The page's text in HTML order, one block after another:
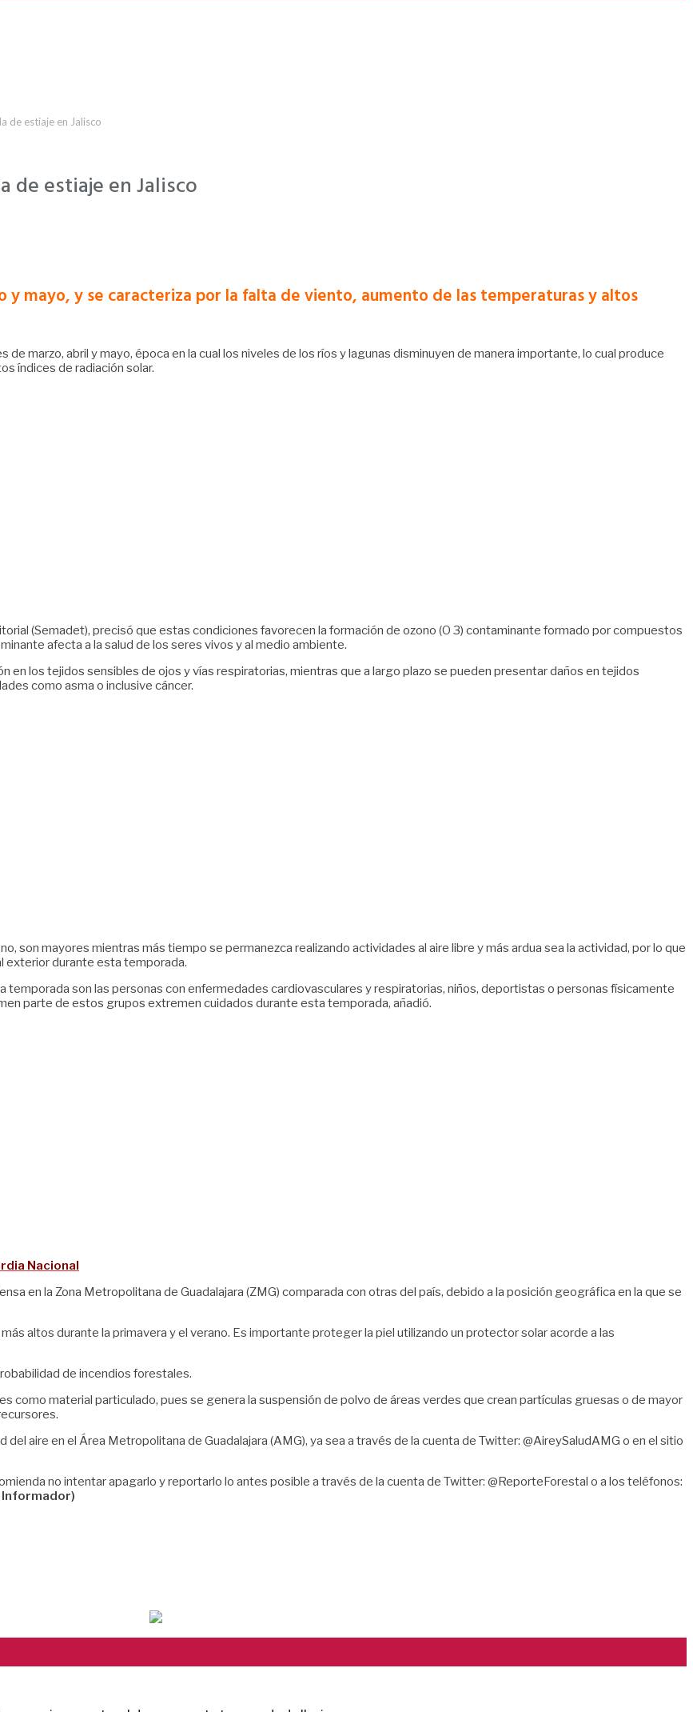
de estiaje en Jalisco
de estiaje en Jalisco
y mayo, y se caracteriza por la falta de viento, aumento de las temperaturas y altos
marzo, abril y mayo, época en la cual los niveles de los ríos y lagunas disminuyen de manera importante, lo cual produce
índices de radiación solar.
(Semadet), precisó que estas condiciones favorecen la formación de ozono (O 3) contaminante formado por compuestos
afecta a la salud de los seres vivos y al medio ambiente.
en los tejidos sensibles de ojos y vías respiratorias, mientras que a largo plazo se pueden presentar daños en tejidos
como asma o inclusive cáncer.
son mayores mientras más tiempo se permanezca realizando actividades al aire libre y más ardua sea la actividad, por lo que
exterior durante esta temporada.
son las personas con enfermedades cardiovasculares y respiratorias, niños, deportistas o personas físicamente
parte de estos grupos extremen cuidados durante esta temporada, añadió.
Nacional
en la Zona Metropolitana de Guadalajara (ZMG) comparada con otras del país, debido a la posición geográfica en la que se
altos durante la primavera y el verano. Es importante proteger la piel utilizando un protector solar acorde a las
de incendios forestales.
material particulado, pues se genera la suspensión de polvo de áreas verdes que crean partículas gruesas o de mayor
aire en el Área Metropolitana de Guadalajara (AMG), ya sea a través de la cuenta de Twitter: @AireySaludAMG o en el sitio
no intentar apagarlo y reportarlo lo antes posible a través de la cuenta de Twitter: @ReporteForestal o a los teléfonos:
Informador)